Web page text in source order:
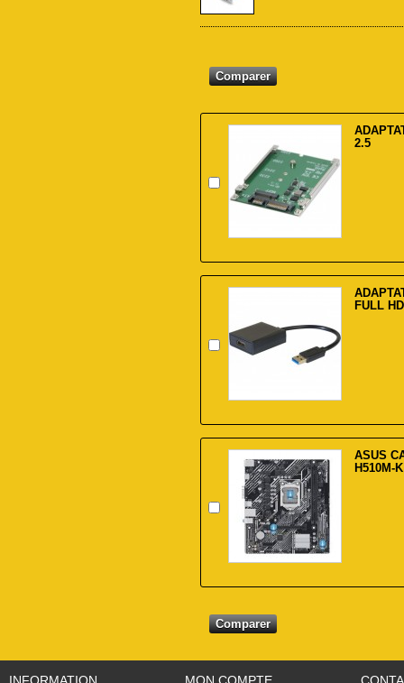
2.5
FULL
ASUS
H510M-